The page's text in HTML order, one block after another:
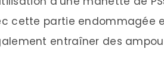
cette partie endommagée
entraîner des